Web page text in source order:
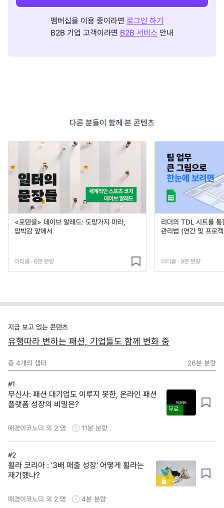
멤버십을 이용 중이라면 로그인 하기
B2B 기업 고객이라면 B2B 서비스 안내
다른 분들이 함께 본 콘텐츠
<포텐셜> 데이브 알레드: 도망가지 마라,
압박감 앞에서
아티클 · 6분 분량
리더의 TDL 시트를
관리법 (연간 및 프로
아티클 · 9분 분량
지금 보고 있는 콘텐츠
유행따라 변하는 패션, 기업들도 함께 변화 중
총 4개의 챕터 26분 분량
#1
무신사: 패션 대기업도 이루지 못한, 온라인 패션
플랫폼 성장의 비밀은?
무료
매경이코노미 외 2 명 11분 분량
#2
휠라 코리아 : '3배 매출 성장' 어떻게 휠라는
재기했나?
매경이코노미 외 2 명 4분 분량